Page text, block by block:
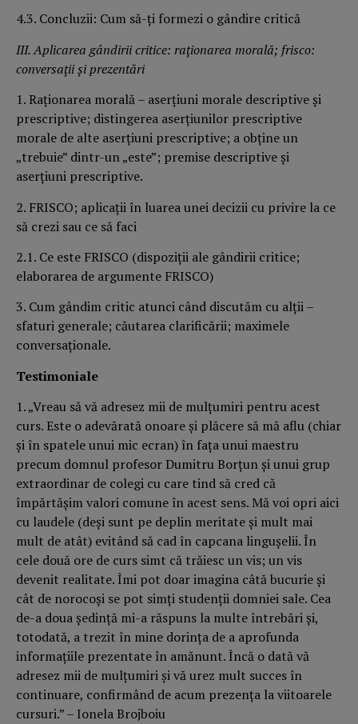
4.3. Concluzii: Cum să-ţi formezi o gândire critică
III. Aplicarea gândirii critice: raţionarea morală; frisco:
conversaţii şi prezentări
1. Raţionarea morală – aserţiuni morale descriptive şi
prescriptive; distingerea aserţiunilor prescriptive
morale de alte aserţiuni prescriptive; a obţine un
„trebuie” dintr-un „este”; premise descriptive şi
aserţiuni prescriptive.
2. FRISCO; aplicaţii în luarea unei decizii cu privire la ce
să crezi sau ce să faci
2.1. Ce este FRISCO (dispoziţii ale gândirii critice;
elaborarea de argumente FRISCO)
3. Cum gândim critic atunci când discutăm cu alţii –
sfaturi generale; căutarea clarificării; maximele
conversaţionale.
Testimoniale
1. „Vreau să vă adresez mii de mulţumiri pentru acest
curs. Este o adevărată onoare şi plăcere să mă aflu (chiar
şi în spatele unui mic ecran) în faţa unui maestru
precum domnul profesor Dumitru Borţun şi unui grup
extraordinar de colegi cu care tind să cred că
împărtăşim valori comune în acest sens. Mă voi opri aici
cu laudele (deşi sunt pe deplin meritate şi mult mai
mult de atât) evitând să cad în capcana linguşelii. În
cele două ore de curs simt că trăiesc un vis; un vis
devenit realitate. Îmi pot doar imagina câtă bucurie şi
cât de norocoşi se pot simţi studenţii domniei sale. Cea
de-a doua şedinţă mi-a răspuns la multe întrebări şi,
totodată, a trezit în mine dorinţa de a aprofunda
informaţiile prezentate în amănunt. Încă o dată vă
adresez mii de mulţumiri şi vă urez mult succes în
continuare, confirmând de acum prezenţa la viitoarele
cursuri.” – Ionela Brojboiu